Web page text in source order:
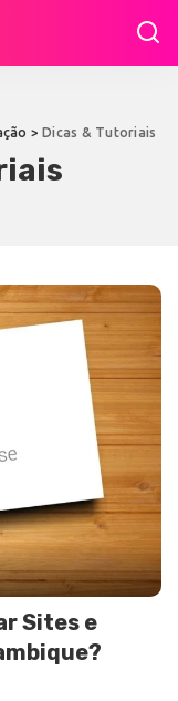
>Dicas & Tutoriais
Sites e